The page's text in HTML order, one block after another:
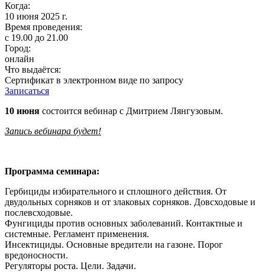
Когда:
10 июня 2025 г.
Время проведения:
с 19.00 до 21.00
Город:
онлайн
Что выдаётся:
Сертификат в электронном виде по запросу
Записаться
10 июня состоится вебинар с Дмитрием Лянгузовым.
Запись вебинара будет!
Программа семинара:
Гербициды избирательного и сплошного действия. От
двудольных сорняков и от злаковых сорняков. Довсходовые и
послевсходовые.
Фунгициды против основных заболеваний. Контактные и
системные. Регламент применения.
Инсектициды. Основные вредители на газоне. Порог
вредоносности.
Регуляторы роста. Цели. Задачи.